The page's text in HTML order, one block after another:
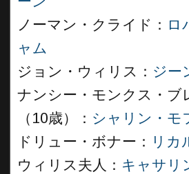
ノーマン・クライド： ロ
ャム
ジョン・ウィリス： ジー
ナンシー・モンクス・ブ
（10歳）： シャリン・モ
ドリュー・ボナー： リカ
ウィリス夫人： キャサリ